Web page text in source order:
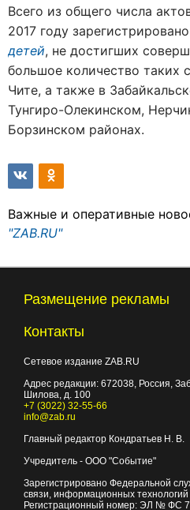
Всего из общего числа
2017 году
детей, не достигших
большое количество таких
Чите, а также в
Тунгиро-Олекинском,
Борзинском районах.
Важные и оперативные
"ZAB.RU"
Размещение рекламы
Контакты
Сетевое издание ZAB.RU
Адрес редакции: 672038, Россия,
Шилова, д. 100
+7 (3022) 32-55-66
info@zab.ru
Главный редактор Кондратьев Н. В.
Учредитель - ООО "Событие"
Зарегистрировано Федеральной
связи, информационных
Регистрационный номер: ЭЛ № ФС